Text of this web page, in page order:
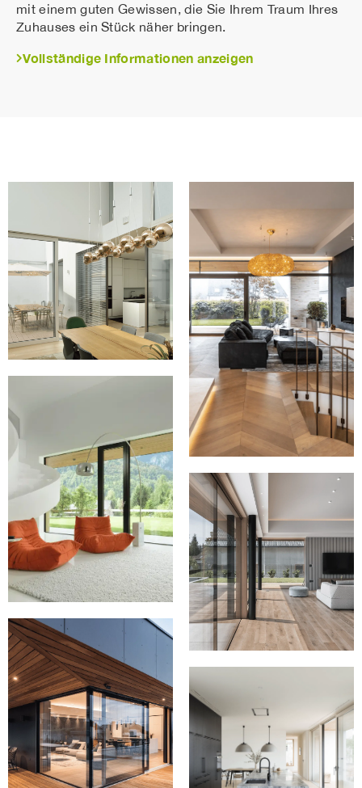
mit einem guten Gewissen, die Sie Ihrem Traum Ihres
Zuhauses ein Stück näher bringen.
Vollständige Informationen anzeigen